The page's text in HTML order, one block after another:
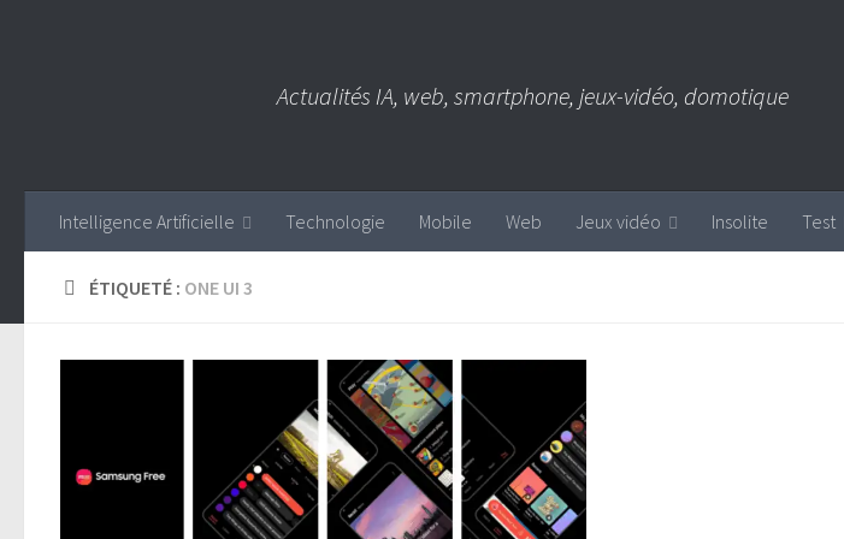
Actualités IA, web, smartphone, jeux-vidéo, domotique
Intelligence Artificielle Technologie Mobile Web Jeux vidéo Insolite Test
ÉTIQUETÉ : ONE UI 3